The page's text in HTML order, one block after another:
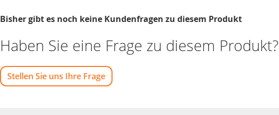
Bisher gibt es noch keine Kundenfragen zu diesem Produkt
Haben Sie eine Frage zu diesem Produkt?
Stellen Sie uns Ihre Frage